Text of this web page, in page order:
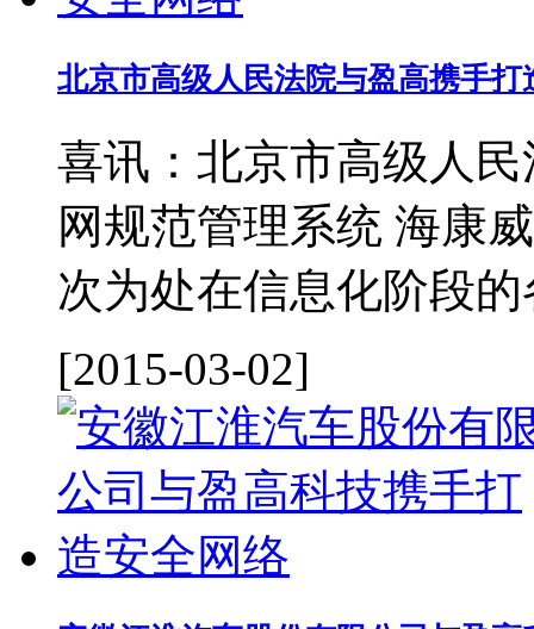
北京市高级人民法院与盈高携手打
喜讯：北京市高级人
网规范管理系统 海康
次为处在信息化阶段
[2015-03-02]